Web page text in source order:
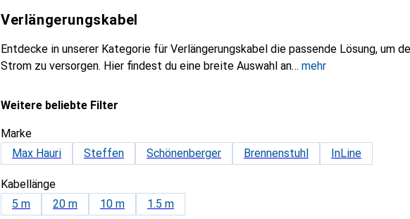
Verlängerungskabel
Entdecke in unserer Kategorie für Verlängerungskabel die passende Lösung, um
Strom zu versorgen. Hier findest du eine breite Auswahl an
mehr
Weitere beliebte Filter
Marke
Max Hauri
Steffen Schönenberger Brennenstuhl InLine
Kabellänge
5 m
20 m 10 m 1.5 m